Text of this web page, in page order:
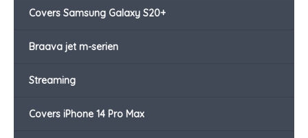
Covers Samsung Galaxy S20+
Braava jet m-serien
Streaming
Covers iPhone 14 Pro Max